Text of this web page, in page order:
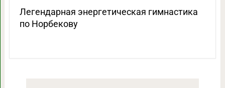
Легендарная энергетическая гимнастика
по Норбекову